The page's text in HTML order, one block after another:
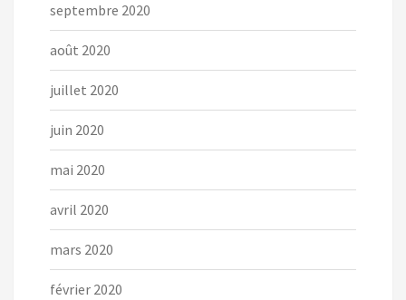
septembre 2020
août 2020
juillet 2020
juin 2020
mai 2020
avril 2020
mars 2020
février 2020